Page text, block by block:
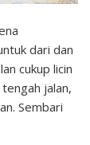
dari dan
cukup licin
jalan,
Sembari